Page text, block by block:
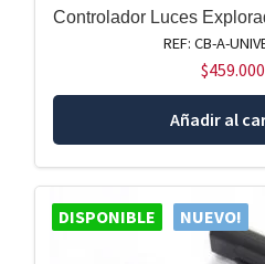
Controlador Luces
REF: CB-A-
$459.000
Añadir al
DISPONIBLE NUEVO!